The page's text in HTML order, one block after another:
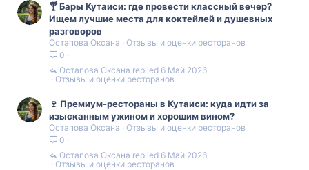
🍸 Бары Кутаиси: где провести классный вечер?
Ищем лучшие места для коктейлей и душевных
разговоров
Остапова Оксана
Отзывы и оценки ресторанов
0
Отзывы и оценки ресторанов
6 Май 2026
Остапова Оксана
🍷 Премиум-рестораны в Кутаиси: куда идти за
изысканным ужином и хорошим вином?
Остапова Оксана
Отзывы и оценки ресторанов
0
Отзывы и оценки ресторанов
6 Май 2026
Остапова Оксана